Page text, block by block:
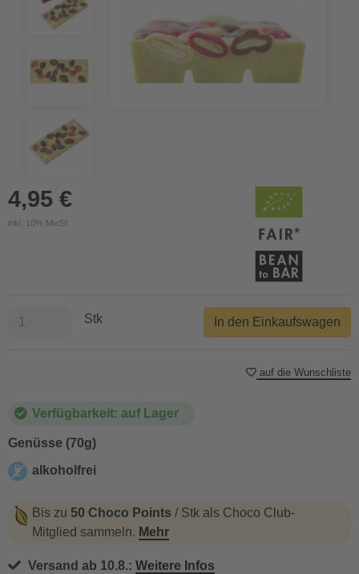
4,95 €
inkl. 10% MwSt.
Verfügbarkeit: auf Lager
Genüsse (70g)
alkoholfrei
Bis zu 50 Choco Points / Stk als Choco Club-
Mitglied sammeln. Mehr
Versand ab 10.8.: Weitere Infos
Stk In den Einkaufswagen
auf die Wunschliste